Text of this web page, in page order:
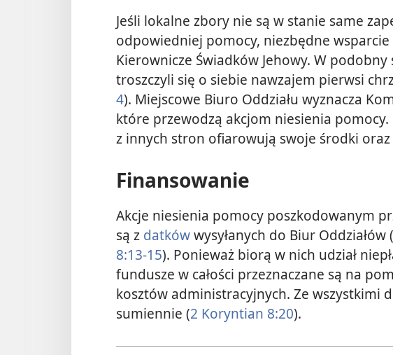
Jeśli lokalne zbory nie są w stanie same
odpowiedniej pomocy, niezbędne wsparcie
Kierownicze Świadków Jehowy. W podobny
troszczyli się o siebie nawzajem pierwsi
4). Miejscowe Biuro Oddziału wyznacza
które przewodzą akcjom niesienia pomocy.
z innych stron ofiarowują swoje środki oraz
Finansowanie
Akcje niesienia pomocy poszkodowanym
są z datkówwysyłanych do Biur Oddziałów (
8:13-15). Ponieważ biorą w nich udział
fundusze w całości przeznaczane są na
kosztów administracyjnych. Ze wszystkimi
sumiennie (2 Koryntian 8:20).